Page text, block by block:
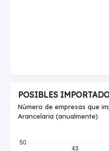
POSIBLES
Número de empresas que
Arancelaria (anualmente)